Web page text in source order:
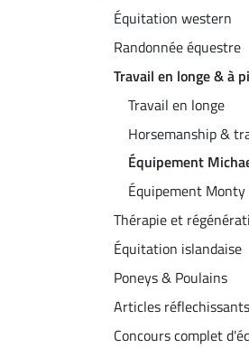
Équitation western
Randonnée équestre
Travail en longe & à
Travail en longe
Horsemanship &
Équipement
Équipement
Thérapie et
Équitation islandaise
Poneys & Poulains
Articles réflechissants
Concours complet